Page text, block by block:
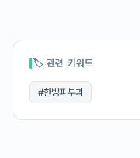
🏷 관련 키워드
#한방피부과